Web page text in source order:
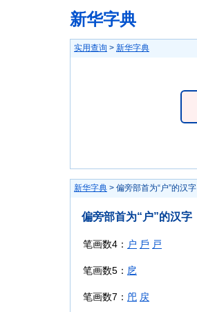
新华字典
实用查询 > 新华字典
新华字典 > 偏旁部首为“户”的汉字
偏旁部首为“户”的汉字
笔画数4： 户 戶 戸
笔画数5： 戹
笔画数7： 戺 戻